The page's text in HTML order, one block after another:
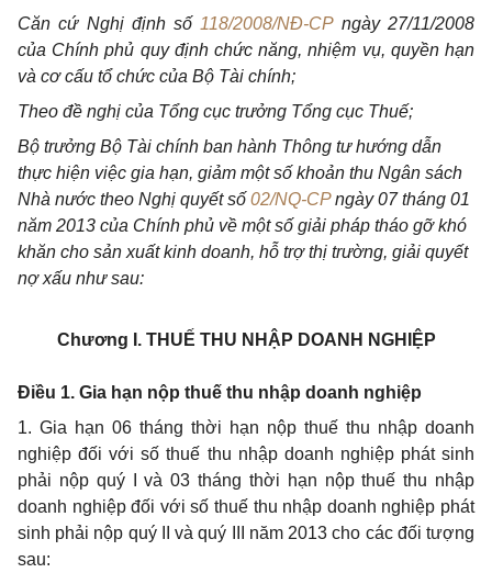
Căn cứ Nghị định số 118/2008/NĐ-CPngày 27/11/2008
của Chính phủ quy định chức năng, nhiệm vụ, quyền hạn
và cơ cấu tổ chức của Bộ Tài chính;
Theo đề nghị của Tổng cục trưởng Tổng cục Thuế;
Bộ trưởng Bộ Tài chính ban hành Thông tư hướng dẫn
thực hiện việc gia hạn, giảm một số khoản thu Ngân sách
Nhà nước theo Nghị quyết số 02/NQ-CPngày 07 tháng 01
năm 2013 của Chính phủ về một số giải pháp tháo gỡ khó
khăn cho sản xuất kinh doanh, hỗ trợ thị trường, giải quyết
nợ xấu như sau:
Chương I. THUẾ THU NHẬP DOANH NGHIỆP
Điều 1. Gia hạn nộp thuế thu nhập doanh nghiệp
1. Gia hạn 06 tháng thời hạn nộp thuế thu nhập doanh
nghiệp đối với số thuế thu nhập doanh nghiệp phát sinh
phải nộp quý I và 03 tháng thời hạn nộp thuế thu nhập
doanh nghiệp đối với số thuế thu nhập doanh nghiệp phát
sinh phải nộp quý II và quý III năm 2013 cho các đối tượng
sau: